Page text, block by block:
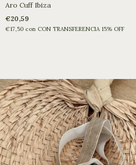
Aro Cuff Ibiza
€20,59
€17,50 con CON TRANSFERENCIA 15% OFF